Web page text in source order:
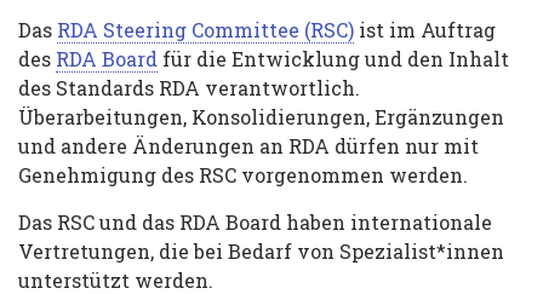
Das RDA Steering Committee (RSC) ist im Auftrag
des RDA Board für die Entwicklung und den Inhalt
des Standards RDA verantwortlich.
Überarbeitungen, Konsolidierungen, Ergänzungen
und andere Änderungen an RDA dürfen nur mit
Genehmigung des RSC vorgenommen werden.
Das RSC und das RDA Board haben internationale
Vertretungen, die bei Bedarf von Spezialist*innen
unterstützt werden.